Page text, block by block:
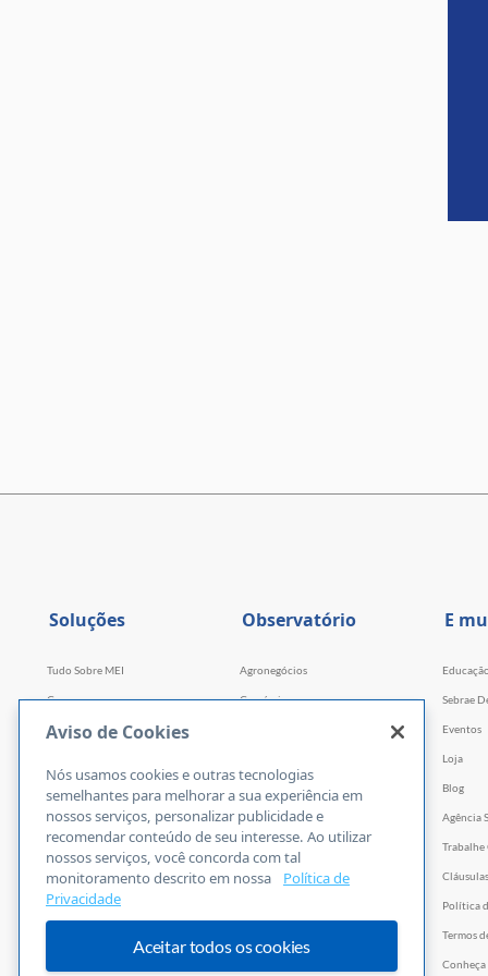
Soluções
Tudo Sobre MEI
Cursos
Cursos por WhatsApp
Faculdade Sebrae
Webinars
Empretec
PGA
Ferramentas
Observatório
Agronegócios
Comércio
Tecnologia e Startups
E
Sebrae
Eventos
Loja
Blog
Agência
Trabalhe
Política
Termos
Conheça
Aviso de Cookies
Nós usamos cookies e outras tecnologias
semelhantes para melhorar a sua experiência em
nossos serviços, personalizar publicidade e
recomendar conteúdo de seu interesse. Ao utilizar
nossos serviços, você concorda com tal
monitoramento descrito em nossa
Política de
Privacidade
Aceitar todos os cookies